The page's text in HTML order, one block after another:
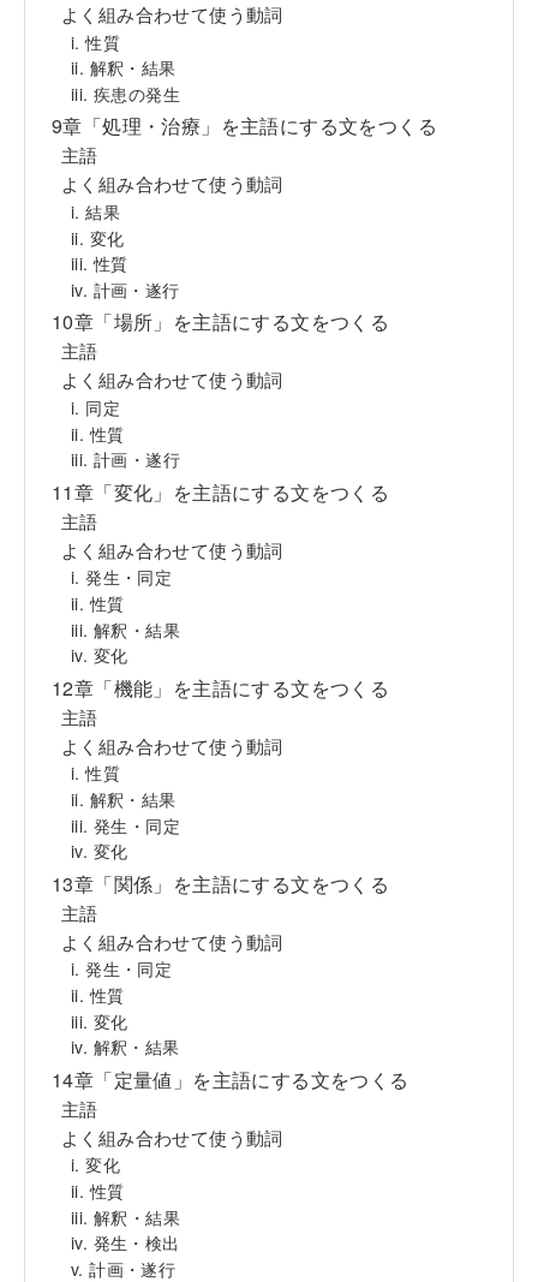
よく組み合わせて使う動詞
i. 性質
ii. 解釈・結果
iii. 疾患の発生
9章「処理・治療」を主語にする文をつくる
主語
よく組み合わせて使う動詞
i. 結果
ii. 変化
iii. 性質
iv. 計画・遂行
10章「場所」を主語にする文をつくる
主語
よく組み合わせて使う動詞
i. 同定
ii. 性質
iii. 計画・遂行
11章「変化」を主語にする文をつくる
主語
よく組み合わせて使う動詞
i. 発生・同定
ii. 性質
iii. 解釈・結果
iv. 変化
12章「機能」を主語にする文をつくる
主語
よく組み合わせて使う動詞
i. 性質
ii. 解釈・結果
iii. 発生・同定
iv. 変化
13章「関係」を主語にする文をつくる
主語
よく組み合わせて使う動詞
i. 発生・同定
ii. 性質
iii. 変化
iv. 解釈・結果
14章「定量値」を主語にする文をつくる
主語
よく組み合わせて使う動詞
i. 変化
ii. 性質
iii. 解釈・結果
iv. 発生・検出
v. 計画・遂行